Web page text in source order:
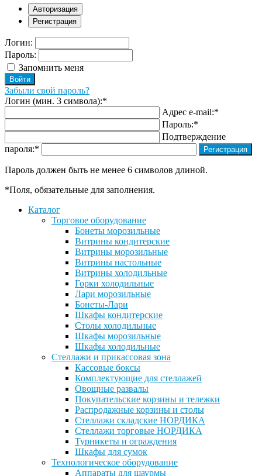
Авторизация
Регистрация
Логин:
Пароль:
Запомнить меня
Забыли свой пароль?
Логин (мин. 3 символа):*
Адрес e-mail:*
Пароль:*
Подтверждение
пароля:*
Пароль должен быть не менее 6 символов длиной.
*Поля, обязательные для заполнения.
Каталог
Торговое оборудование
Бонеты морозильные
Витрины кондитерские
Витрины морозильные
Витрины настольные
Витрины холодильные
Горки холодильные
Лари морозильные
Бонеты-Лари
Шкафы кондитерские
Столы холодильные
Шкафы морозильные
Шкафы холодильные
Стеллажи и прикассовая зона
Кассовые боксы
Комплектующие для стеллажей
Овощные развалы
Покупательские корзины и тележки
Распродажные корзины и столы
Стеллажи складские НОРДИКА
Стеллажи торговые НОРДИКА
Турникеты и ограждения
Шкафы для сумок
Технологическое оборудование
Аппараты для шаурмы